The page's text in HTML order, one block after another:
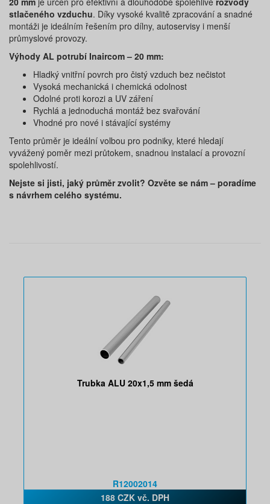
stlačeného vzduchu. Díky vysoké kvalitě zpracování a snadné
montáži je ideálním řešením pro dílny, autoservisy i menší
průmyslové provozy.
Výhody AL potrubí Inaircom – 20 mm:
Hladký vnitřní povrch pro čistý vzduch bez nečistot
Vysoká mechanická i chemická odolnost
Odolné proti korozi a UV záření
Rychlá a jednoduchá montáž bez svařování
Vhodné pro nové i stávající systémy
Tento průměr je ideální volbou pro podniky, které hledají
vyvážený poměr mezi průtokem, snadnou instalací a provozní
spolehlivostí.
Nejste si jisti, jaký průměr zvolit? Ozvěte se nám – poradíme
s návrhem celého systému.
Trubka ALU 20x1,5 mm šedá
R12002014
188 CZK vč. DPH